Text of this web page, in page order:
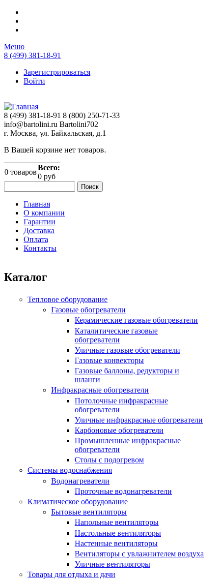
Перейти к основному содержанию
Меню
8 (499) 381-18-91
Зарегистрироваться
Войти
8 (499) 381-18-91 8 (800) 250-71-33
info@bartolini.ru Bartolini702
г. Москва, ул. Байкальская, д.1
В Вашей корзине нет товаров.
0 товаров
Всего:
0 руб
Главное меню
Главная
О компании
Гарантии
Доставка
Оплата
Контакты
Каталог
Тепловое оборудование
Газовые обогреватели
Керамические газовые обогреватели
Каталитические газовые
обогреватели
Уличные газовые обогреватели
Газовые конвекторы
Газовые баллоны, редукторы и
шланги
Инфракрасные обогреватели
Потолочные инфракрасные
обогреватели
Уличные инфракрасные обогреватели
Карбоновые обогреватели
Промышленные инфракрасные
обогреватели
Столы с подогревом
Системы водоснабжения
Водонагреватели
Проточные водонагреватели
Климатическое оборудование
Бытовые вентиляторы
Напольные вентиляторы
Настольные вентиляторы
Настенные вентиляторы
Вентиляторы с увлажнителем воздуха
Уличные вентиляторы
Товары для отдыха и дачи